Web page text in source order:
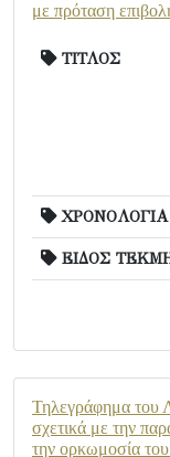
με πρόταση
ΤΙΤΛΟΣ
ΧΡΟΝΟΛΟΓΙΑ
ΕΙΔΟΣ
Τηλεγράφημα του
σχετικά με την
την ορκωμοσία